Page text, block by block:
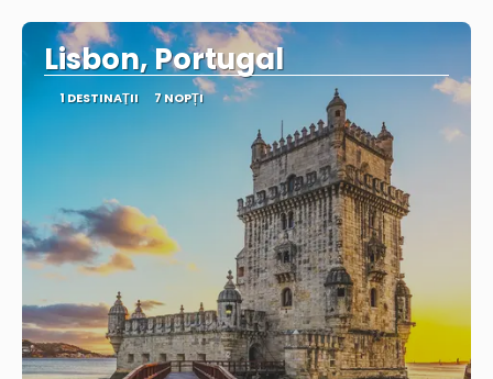
Lisbon, Portugal
1 DESTINAŢII 7 NOPȚI